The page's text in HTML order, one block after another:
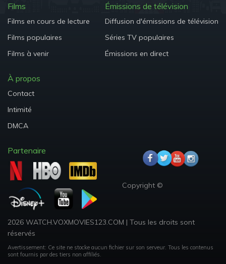
Films
Films en cours de lecture
Films populaires
Films à venir
Émissions de télévision
Diffusion d'émissions de télévision
Séries TV populaires
Émissions en direct
À propos
Contact
Intimité
DMCA
Partenaire
Copyright ©
2026 WATCH.VOXMOVIES123.COM | Tous les droits sont
réservés
Avertissement: Ce site ne stocke aucun fichier sur son serveur. Tous les contenus
sont fournis par des tiers non affiliés.